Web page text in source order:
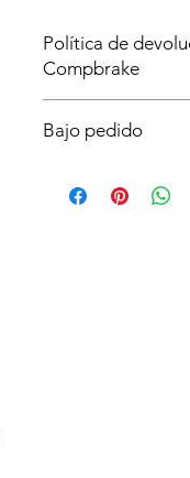
Política de
Compbrake
importante
o lo intentes montar
Bajo pedido
plazo de entrega es